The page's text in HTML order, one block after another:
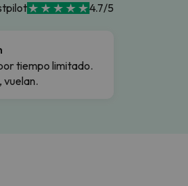
4.7/5
tiempo limitado.
vuelan.